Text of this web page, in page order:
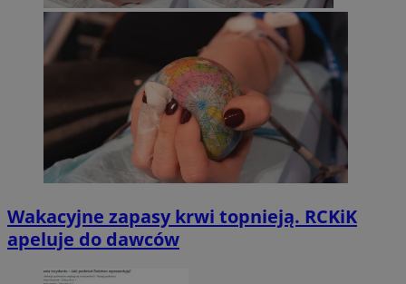
Wakacyjne zapasy krwi topnieją. RCKiK
apeluje do dawców